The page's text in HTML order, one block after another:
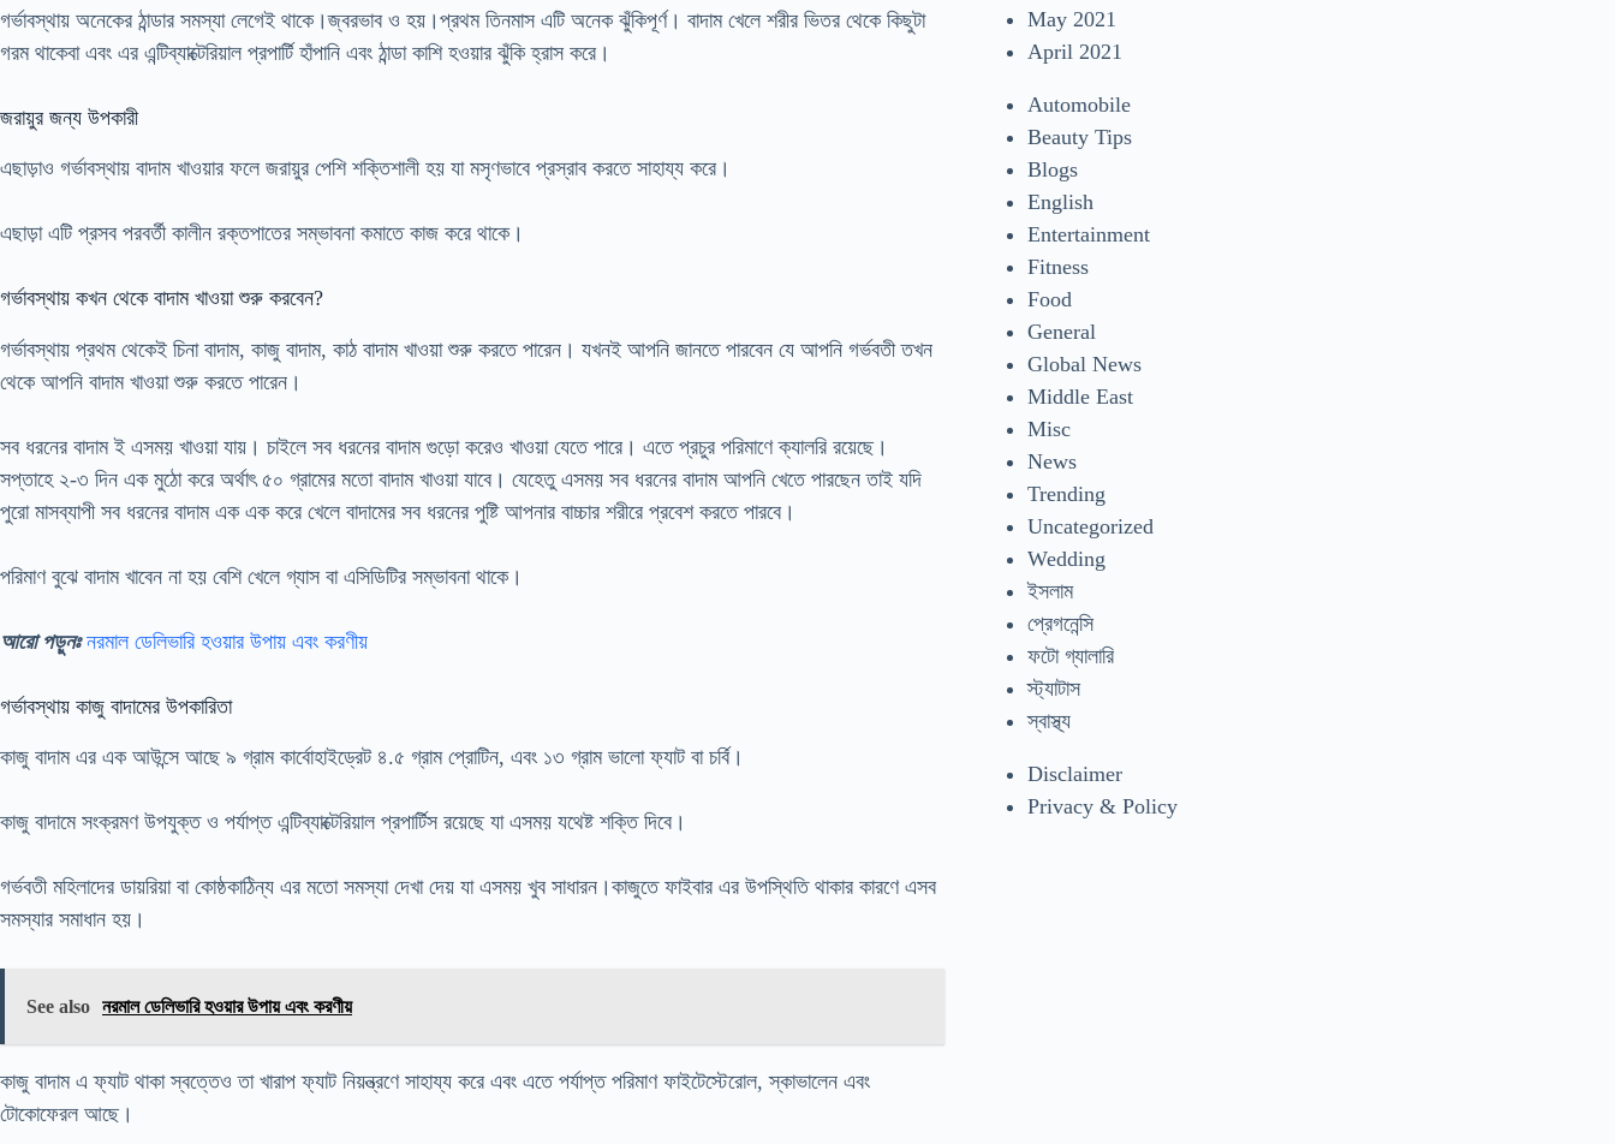
গর্ভাবস্থায় অনেকের ঠান্ডার সমস্যা লেগেই থাকে।জ্বরভাব ও হয়।প্রথম তিনমাস এটি অনেক ঝুঁকিপূর্ণ। বাদাম খেলে শরীর ভিতর থেকে কিছুটা
গরম থাকেবা এবং এর এন্টিব্যাক্টেরিয়াল প্রপার্টি হাঁপানি এবং ঠান্ডা কাশি হওয়ার ঝুঁকি হ্রাস করে।
জরায়ুর জন্য উপকারী
এছাড়াও গর্ভাবস্থায় বাদাম খাওয়ার ফলে জরায়ুর পেশি শক্তিশালী হয় যা মসৃণভাবে প্রস্রাব করতে সাহায্য করে।
এছাড়া এটি প্রসব পরবর্তী কালীন রক্তপাতের সম্ভাবনা কমাতে কাজ করে থাকে।
গর্ভাবস্থায় কখন থেকে বাদাম খাওয়া শুরু করবেন?
গর্ভাবস্থায় প্রথম থেকেই চিনা বাদাম, কাজু বাদাম, কাঠ বাদাম খাওয়া শুরু করতে পারেন। যখনই আপনি জানতে পারবেন যে আপনি গর্ভবতী তখন
থেকে আপনি বাদাম খাওয়া শুরু করতে পারেন।
সব ধরনের বাদাম ই এসময় খাওয়া যায়। চাইলে সব ধরনের বাদাম গুড়ো করেও খাওয়া যেতে পারে। এতে প্রচুর পরিমাণে ক্যালরি রয়েছে।
সপ্তাহে ২-৩ দিন এক মুঠো করে অর্থাৎ ৫০ গ্রামের মতো বাদাম খাওয়া যাবে। যেহেতু এসময় সব ধরনের বাদাম আপনি খেতে পারছেন তাই যদি
পুরো মাসব্যাপী সব ধরনের বাদাম এক এক করে খেলে বাদামের সব ধরনের পুষ্টি আপনার বাচ্চার শরীরে প্রবেশ করতে পারবে।
পরিমাণ বুঝে বাদাম খাবেন না হয় বেশি খেলে গ্যাস বা এসিডিটির সম্ভাবনা থাকে।
আরো পড়ুনঃ নরমাল ডেলিভারি হওয়ার উপায় এবং করণীয়
গর্ভাবস্থায় কাজু বাদামের উপকারিতা
কাজু বাদাম এর এক আউন্সে আছে ৯ গ্রাম কার্বোহাইড্রেট ৪.৫ গ্রাম প্রোটিন, এবং ১৩ গ্রাম ভালো ফ্যাট বা চর্বি।
কাজু বাদামে সংক্রমণ উপযুক্ত ও পর্যাপ্ত এন্টিব্যাক্টেরিয়াল প্রপার্টিস রয়েছে যা এসময় যথেষ্ট শক্তি দিবে।
গর্ভবতী মহিলাদের ডায়রিয়া বা কোষ্ঠকাঠিন্য এর মতো সমস্যা দেখা দেয় যা এসময় খুব সাধারন।কাজুতে ফাইবার এর উপস্থিতি থাকার কারণে এসব
সমস্যার সমাধান হয়।
See also নরমাল ডেলিভারি হওয়ার উপায় এবং করণীয়
কাজু বাদাম এ ফ্যাট থাকা স্বত্তেও তা খারাপ ফ্যাট নিয়ন্ত্রণে সাহায্য করে এবং এতে পর্যাপ্ত পরিমাণ ফাইটেস্টেরোল, স্কাভালেন এবং
টোকোফেরল আছে।
May 2021
April 2021
Automobile
Beauty Tips
Blogs
English
Entertainment
Fitness
Food
General
Global News
Middle East
Misc
News
Trending
Uncategorized
Wedding
ইসলাম
প্রেগনেন্সি
ফটো গ্যালারি
স্ট্যাটাস
স্বাস্থ্য
Disclaimer
Privacy & Policy